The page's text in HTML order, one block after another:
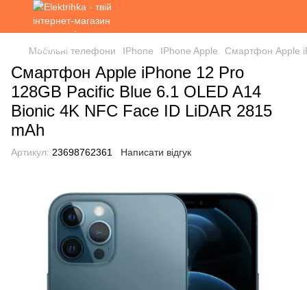
Мобільні телефони IPhone IPhone Apple Смартфон Apple
Смартфон Apple iPhone 12 Pro
128GB Pacific Blue 6.1 OLED A14
Bionic 4K NFC Face ID LiDAR 2815
mAh
Артикул: 23698762361 Написати відгук